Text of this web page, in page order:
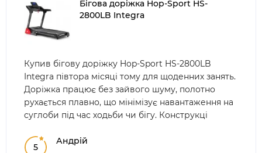
Бігова доріжка Hop-Sport HS-
2800LB Integra
Купив бігову доріжку Hop-Sport HS-2800LB
Integra півтора місяці тому для щоденних занять.
Доріжка працює без зайвого шуму, полотно
рухається плавно, що мінімізує навантаження на
суглоби під час ходьби чи бігу. Конструкці
5
Андрій